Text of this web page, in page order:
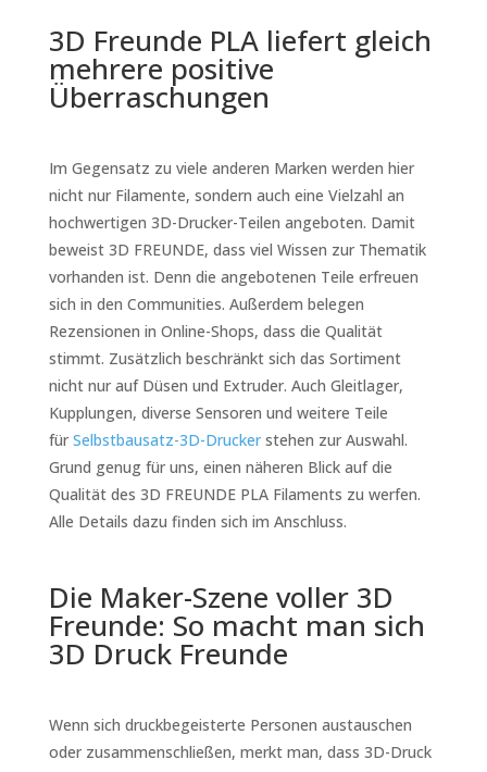
3D Freunde PLA liefert gleich
mehrere positive
Überraschungen
Im Gegensatz zu viele anderen Marken werden hier
nicht nur Filamente, sondern auch eine Vielzahl an
hochwertigen 3D-Drucker-Teilen angeboten. Damit
beweist 3D FREUNDE, dass viel Wissen zur Thematik
vorhanden ist. Denn die angebotenen Teile erfreuen
sich in den Communities. Außerdem belegen
Rezensionen in Online-Shops, dass die Qualität
stimmt. Zusätzlich beschränkt sich das Sortiment
nicht nur auf Düsen und Extruder. Auch Gleitlager,
Kupplungen, diverse Sensoren und weitere Teile
für Selbstbausatz-3D-Druckerstehen zur Auswahl.
Grund genug für uns, einen näheren Blick auf die
Qualität des 3D FREUNDE PLA Filaments zu werfen.
Alle Details dazu finden sich im Anschluss.
Die Maker-Szene voller 3D
Freunde: So macht man sich
3D Druck Freunde
Wenn sich druckbegeisterte Personen austauschen
oder zusammenschließen, merkt man, dass 3D-Druck